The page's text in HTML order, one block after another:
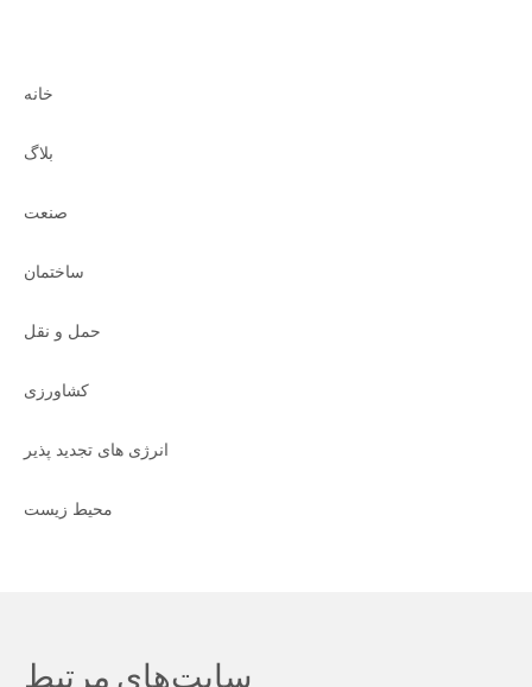
خانه
بلاگ
صنعت
ساختمان
حمل و نقل
کشاورزی
انرژی های تجدید پذیر
محیط زیست
سایت‌های مرتبط